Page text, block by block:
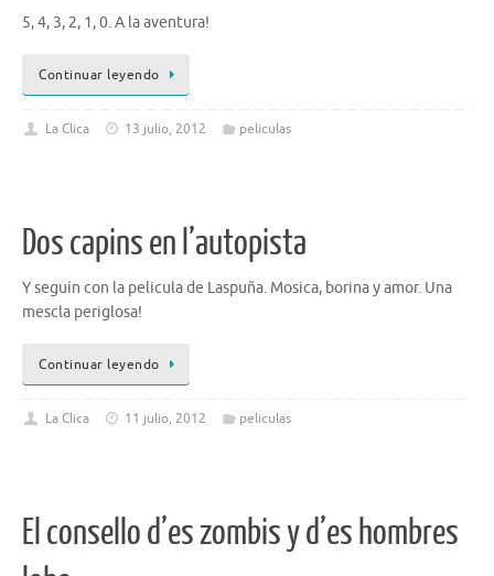
5, 4, 3, 2, 1, 0. A la aventura!
Continuar leyendo
La Clica 13 julio, 2012 peliculas
Dos capins en l’autopista
Y seguín con la pelicula de Laspuña. Mosica, borina y amor. Una
mescla periglosa!
Continuar leyendo
La Clica 11 julio, 2012 peliculas
El consello d’es zombis y d’es hombres